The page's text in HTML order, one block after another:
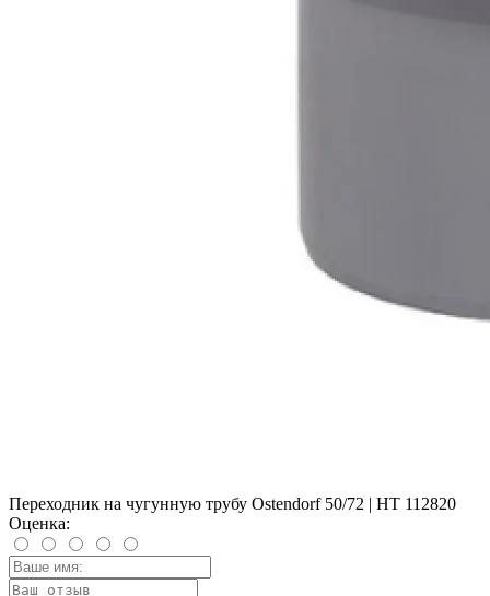
Переходник на чугунную трубу Ostendorf 50/72 | HT 112820
Оценка: